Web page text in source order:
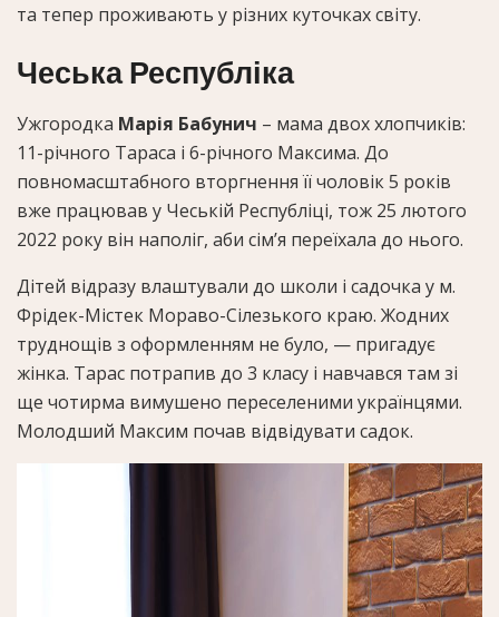
та тепер проживають у різних куточках світу.
Чеська Республіка
Ужгородка Марія Бабунич – мама двох хлопчиків:
11-річного Тараса і 6-річного Максима. До
повномасштабного вторгнення її чоловік 5 років
вже працював у Чеській Республіці, тож 25 лютого
2022 року він наполіг, аби сім’я переїхала до нього.
Дітей відразу влаштували до школи і садочка у м.
Фрідек-Містек Мораво-Сілезького краю. Жодних
труднощів з оформленням не було, — пригадує
жінка. Тарас потрапив до 3 класу і навчався там зі
ще чотирма вимушено переселеними українцями.
Молодший Максим почав відвідувати садок.